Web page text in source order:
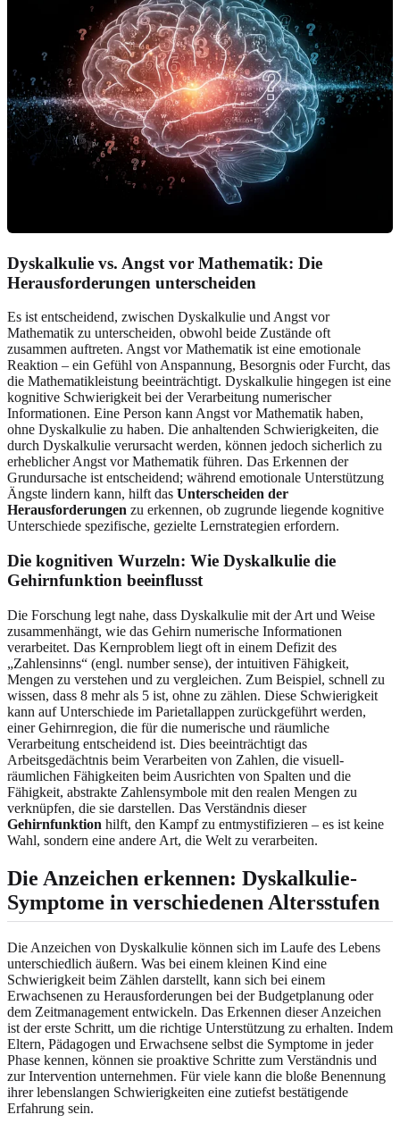
Dyskalkulie vs. Angst vor Mathematik: Die
Herausforderungen unterscheiden
Es ist entscheidend, zwischen Dyskalkulie und Angst vor
Mathematik zu unterscheiden, obwohl beide Zustände oft
zusammen auftreten. Angst vor Mathematik ist eine emotionale
Reaktion – ein Gefühl von Anspannung, Besorgnis oder Furcht, das
die Mathematikleistung beeinträchtigt. Dyskalkulie hingegen ist eine
kognitive Schwierigkeit bei der Verarbeitung numerischer
Informationen. Eine Person kann Angst vor Mathematik haben,
ohne Dyskalkulie zu haben. Die anhaltenden Schwierigkeiten, die
durch Dyskalkulie verursacht werden, können jedoch sicherlich zu
erheblicher Angst vor Mathematik führen. Das Erkennen der
Grundursache ist entscheidend; während emotionale Unterstützung
Ängste lindern kann, hilft das Unterscheiden der
Herausforderungen zu erkennen, ob zugrunde liegende kognitive
Unterschiede spezifische, gezielte Lernstrategien erfordern.
Die kognitiven Wurzeln: Wie Dyskalkulie die
Gehirnfunktion beeinflusst
Die Forschung legt nahe, dass Dyskalkulie mit der Art und Weise
zusammenhängt, wie das Gehirn numerische Informationen
verarbeitet. Das Kernproblem liegt oft in einem Defizit des
„Zahlensinns“ (engl. number sense), der intuitiven Fähigkeit,
Mengen zu verstehen und zu vergleichen. Zum Beispiel, schnell zu
wissen, dass 8 mehr als 5 ist, ohne zu zählen. Diese Schwierigkeit
kann auf Unterschiede im Parietallappen zurückgeführt werden,
einer Gehirnregion, die für die numerische und räumliche
Verarbeitung entscheidend ist. Dies beeinträchtigt das
Arbeitsgedächtnis beim Verarbeiten von Zahlen, die visuell-
räumlichen Fähigkeiten beim Ausrichten von Spalten und die
Fähigkeit, abstrakte Zahlensymbole mit den realen Mengen zu
verknüpfen, die sie darstellen. Das Verständnis dieser
Gehirnfunktion hilft, den Kampf zu entmystifizieren – es ist keine
Wahl, sondern eine andere Art, die Welt zu verarbeiten.
Die Anzeichen erkennen: Dyskalkulie-
Symptome in verschiedenen Altersstufen
Die Anzeichen von Dyskalkulie können sich im Laufe des Lebens
unterschiedlich äußern. Was bei einem kleinen Kind eine
Schwierigkeit beim Zählen darstellt, kann sich bei einem
Erwachsenen zu Herausforderungen bei der Budgetplanung oder
dem Zeitmanagement entwickeln. Das Erkennen dieser Anzeichen
ist der erste Schritt, um die richtige Unterstützung zu erhalten. Indem
Eltern, Pädagogen und Erwachsene selbst die Symptome in jeder
Phase kennen, können sie proaktive Schritte zum Verständnis und
zur Intervention unternehmen. Für viele kann die bloße Benennung
ihrer lebenslangen Schwierigkeiten eine zutiefst bestätigende
Erfahrung sein.